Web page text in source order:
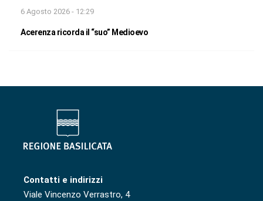
6 Agosto 2026 - 12:29
Acerenza ricorda il “suo” Medioevo
Contatti e indirizzi
Viale Vincenzo Verrastro, 4